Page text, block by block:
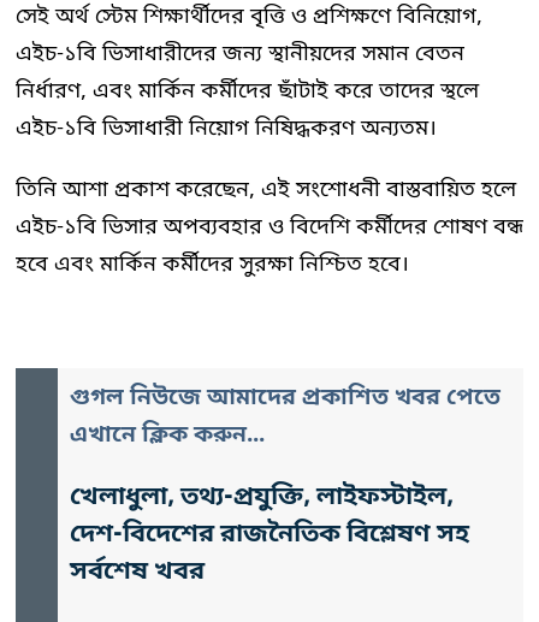
সেই অর্থ স্টেম শিক্ষার্থীদের বৃত্তি ও প্রশিক্ষণে বিনিয়োগ,
এইচ-১বি ভিসাধারীদের জন্য স্থানীয়দের সমান বেতন
নির্ধারণ, এবং মার্কিন কর্মীদের ছাঁটাই করে তাদের স্থলে
এইচ-১বি ভিসাধারী নিয়োগ নিষিদ্ধকরণ অন্যতম।
তিনি আশা প্রকাশ করেছেন, এই সংশোধনী বাস্তবায়িত হলে
এইচ-১বি ভিসার অপব্যবহার ও বিদেশি কর্মীদের শোষণ বন্ধ
হবে এবং মার্কিন কর্মীদের সুরক্ষা নিশ্চিত হবে।
গুগল নিউজে আমাদের প্রকাশিত খবর পেতে
এখানে ক্লিক করুন...
খেলাধুলা, তথ্য-প্রযুক্তি, লাইফস্টাইল,
দেশ-বিদেশের রাজনৈতিক বিশ্লেষণ সহ
সর্বশেষ খবর